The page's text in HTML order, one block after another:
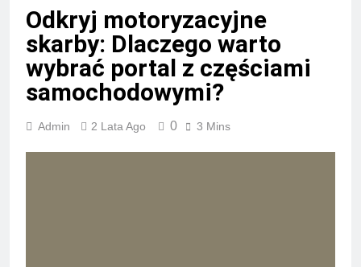
Odkryj motoryzacyjne
skarby: Dlaczego warto
wybrać portal z częściami
samochodowymi?
Admin 2 Lata Ago 0 3 Mins